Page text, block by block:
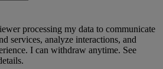
processing my data to communicate
services, analyze interactions, and
I can withdraw anytime. See